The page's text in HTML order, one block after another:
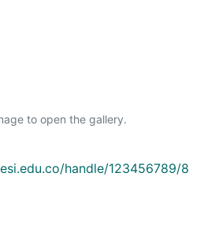
to open the gallery.
handle/123456789/8